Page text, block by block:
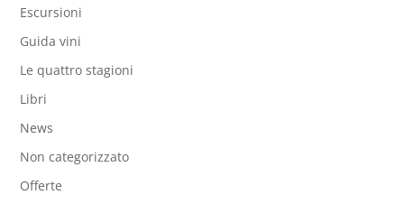
Escursioni
Guida vini
Le quattro stagioni
Libri
News
Non categorizzato
Offerte